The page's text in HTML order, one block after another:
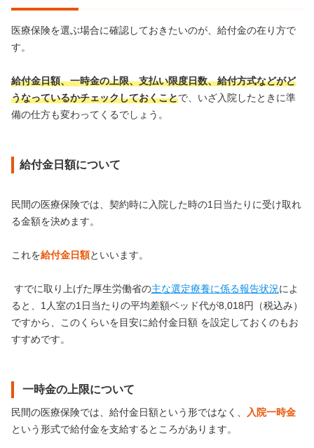
医療保険を選ぶ場合に確認しておきたいのが、給付金の在り方で
す。
給付金日額、一時金の上限、支払い限度日数、給付方式などがど
うなっているかチェックしておくことで、いざ入院したときに準
備の仕方も変わってくるでしょう。
給付金日額について
民間の医療保険では、契約時に入院した時の1日当たりに受け取れ
る金額を決めます。
これを給付金日額といいます。
すでに取り上げた厚生労働省の主な選定療養に係る報告状況によ
ると、1人室の1日当たりの平均差額ベッド代が8,018円（税込み）
ですから、このくらいを目安に給付金日額 を設定しておくのもお
すすめです。
一時金の上限について
民間の医療保険では、給付金日額という形ではなく、
入院一時金
という形式で給付金を支給するところがあります。